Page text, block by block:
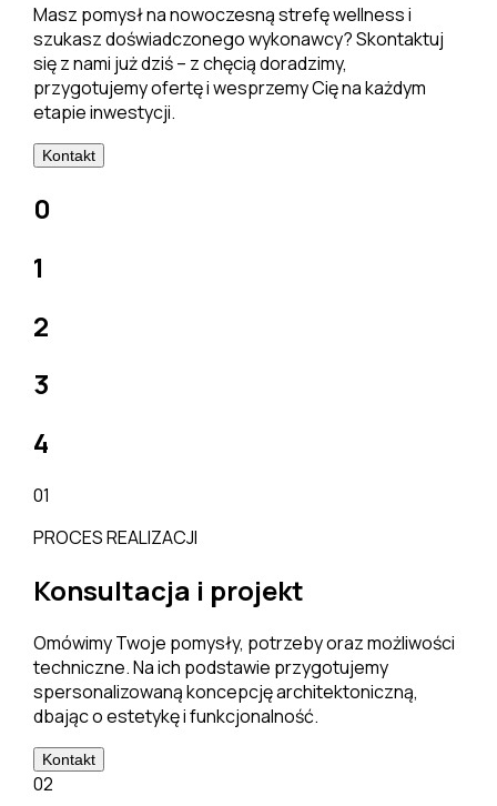
Masz pomysł na nowoczesną strefę wellness i
szukasz doświadczonego wykonawcy? Skontaktuj
się z nami już dziś – z chęcią doradzimy,
przygotujemy ofertę i wesprzemy Cię na każdym
etapie inwestycji.
Kontakt
0
1
2
3
4
01
PROCES REALIZACJI
Konsultacja i projekt
Omówimy Twoje pomysły, potrzeby oraz możliwości
techniczne. Na ich podstawie przygotujemy
spersonalizowaną koncepcję architektoniczną,
dbając o estetykę i funkcjonalność.
Kontakt
02